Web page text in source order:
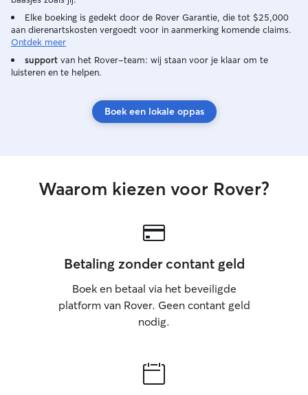
Elke boeking is gedekt door de Rover Garantie, die tot $25,000
aan dierenartskosten vergoedt voor in aanmerking komende claims.
Ontdek meer
support van het Rover-team: wij staan voor je klaar om te
luisteren en te helpen.
Boek een lokale oppas
Waarom kiezen voor Rover?
Betaling zonder contant geld
Boek en betaal via het beveiligde
platform van Rover. Geen contant geld
nodig.